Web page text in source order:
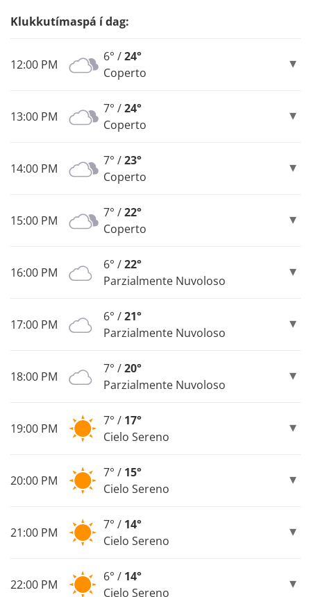
Klukkutímaspá í dag:
12:00 PM
6° /24°
Coperto
13:00 PM
7° /24°
Coperto
14:00 PM
7° /23°
Coperto
15:00 PM
7° /22°
Coperto
16:00 PM
6° /22°
Parzialmente Nuvoloso
17:00 PM
6° /21°
Parzialmente Nuvoloso
18:00 PM
7° /20°
Parzialmente Nuvoloso
19:00 PM
7° / 17°
Cielo Sereno
20:00 PM
7° / 15°
Cielo Sereno
21:00 PM
7° / 14°
Cielo Sereno
22:00 PM
6° / 14°
Cielo Sereno